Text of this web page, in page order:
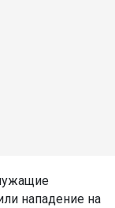
нападение на